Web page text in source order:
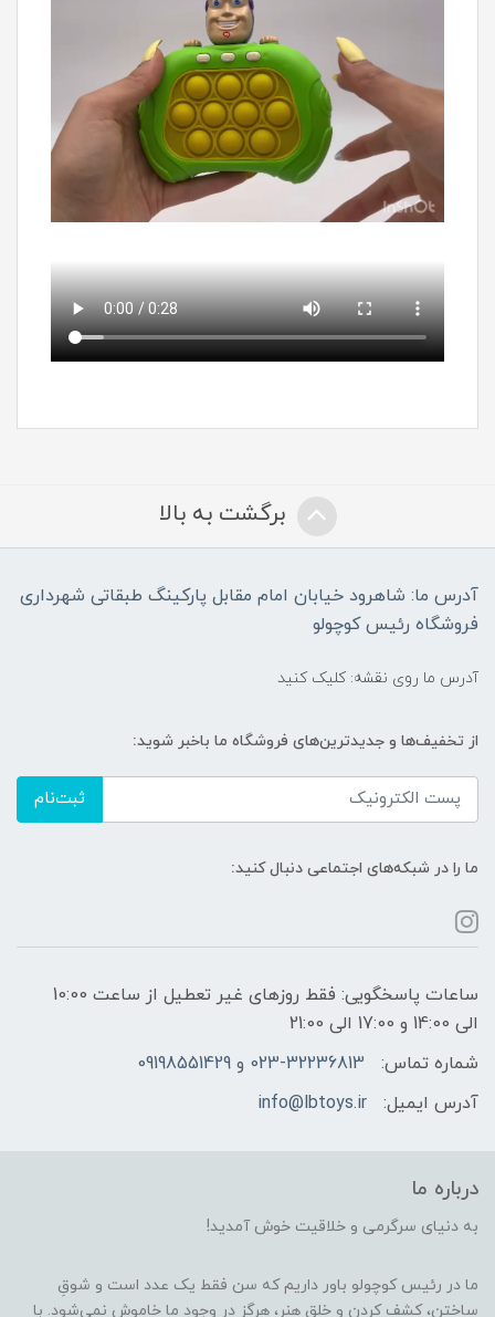
برگشت به بالا
آدرس ما: شاهرود خیابان امام مقابل پارکینگ طبقاتی شهرداری
فروشگاه رئیس کوچولو
آدرس ما روی نقشه: کلیک کنید
از تخفیف‌ها و جدیدترین‌های فروشگاه ما باخبر شوید:
ثبت‌نام
ما را در شبکه‌های اجتماعی دنبال کنید:
ساعات پاسخگویی: فقط روزهای غیر تعطیل از ساعت 10:00
الی 14:00 و 17:00 الی 21:00
شماره تماس:
023-32236813 و 09198551429
آدرس ایمیل:
info@lbtoys.ir
درباره ما
به دنیای سرگرمی و خلاقیت خوش آمدید!
ما در رئیس کوچولو باور داریم که سن فقط یک عدد است و شوقِ
ساختن، کشف کردن و خلق هنر، هرگز در وجود ما خاموش نمی‌شود. با